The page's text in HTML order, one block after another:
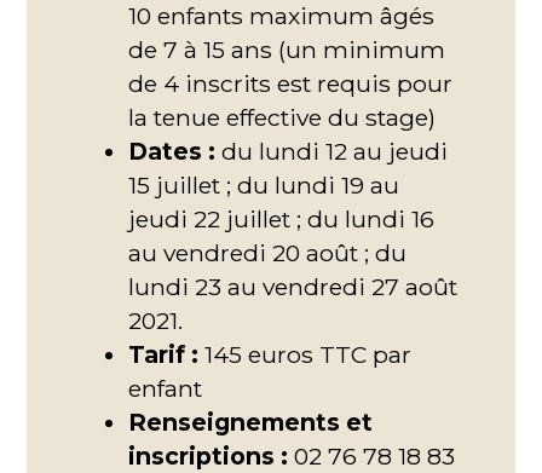
10 enfants maximum âgés
de 7 à 15 ans (un minimum
de 4 inscrits est requis pour
la tenue effective du stage)
Dates : du lundi 12 au jeudi
15 juillet ; du lundi 19 au
jeudi 22 juillet ; du lundi 16
au vendredi 20 août ; du
lundi 23 au vendredi 27 août
2021.
Tarif : 145 euros TTC par
enfant
Renseignements et
inscriptions : 02 76 78 18 83